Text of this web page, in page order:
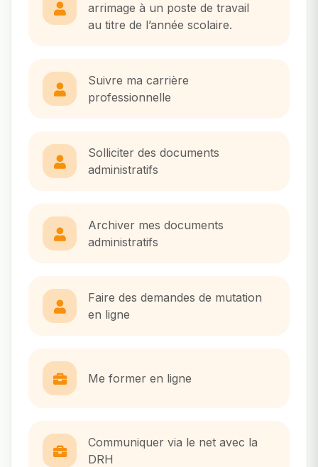
arrimage à un poste de travail
au titre de l’année scolaire.
Suivre ma carrière
professionnelle
Solliciter des documents
administratifs
Archiver mes documents
administratifs
Faire des demandes de mutation
en ligne
Me former en ligne
Communiquer via le net avec la
DRH